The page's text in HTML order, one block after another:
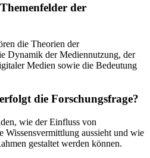
der
die Theorien der
Dynamik der Mediennutzung, der
Medien sowie die Bedeutung
die Forschungsfrage?
wie der Einfluss von
Wissensvermittlung aussieht und wie
gestaltet werden können.